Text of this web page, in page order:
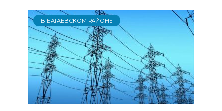
В БАГАЕВСКОМ РАЙОНЕ